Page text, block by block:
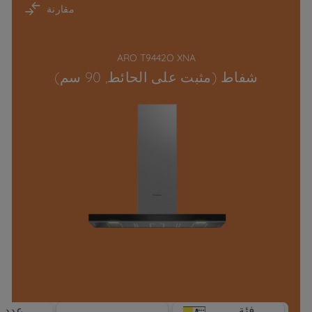
مقارنة
ARO T9442O XNA
شفاط (مثبت على الحائط, 90 سم)